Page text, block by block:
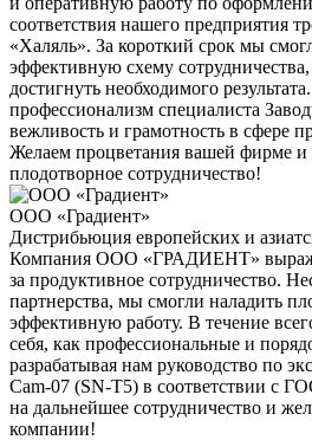
соответствия нашего предприятия
«Халяль». За короткий срок мы
эффективную схему
достигнуть необходимого
профессионализм специалиста
вежливость и грамотность в сфере
Желаем процветания вашей фирме и
плодотворное сотрудничество!
ООО «Градиент»
Дистрибьюция европейских и
Компания ООО «ГРАДИЕНТ»
за продуктивное сотрудничество.
партнерства, мы смогли наладить
эффективную работу. В течение
себя, как профессиональные и
разрабатывая нам руководство по
Cam-07 (SN-T5) в соответствии с
на дальнейшее сотрудничество и
компании!